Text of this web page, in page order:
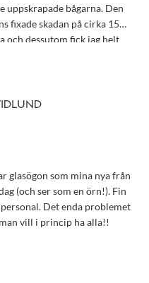
uppskrapade bågarna. Den
fixade skadan på cirka 15
och dessutom fick jag helt
nytt fodral från samma
fantastisk service! Kommer
och jag vet
glasögon som mina nya från
(och ser som en örn!). Fin
Det enda problemet
vill i princip ha alla!!